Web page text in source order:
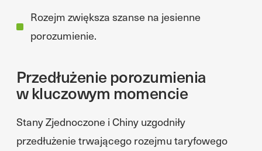
Rozejm zwiększa szanse na jesienne
porozumienie.
Przedłużenie porozumienia
w kluczowym momencie
Stany Zjednoczone i Chiny uzgodniły
przedłużenie trwającego rozejmu taryfowego